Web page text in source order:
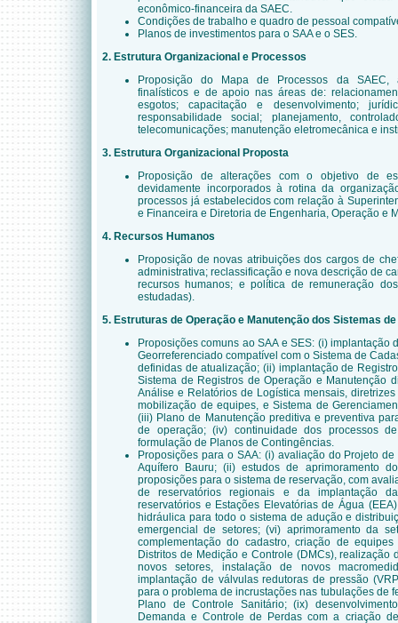
econômico-financeira da SAEC.
Condições de trabalho e quadro de pessoal
Planos de investimentos para o SAA e o SES.
2. Estrutura Organizacional e Processos
Proposição do Mapa de Processos da SAEC,
finalísticos e de apoio nas áreas de:
esgotos; capacitação e desenvolvimento;
responsabilidade social; planejamento,
telecomunicações; manutenção eletromecânica e
3. Estrutura Organizacional Proposta
Proposição de alterações com o objetivo de
devidamente incorporados à rotina da
processos já estabelecidos com relação à
e Financeira e Diretoria de Engenharia, Operação e
4. Recursos Humanos
Proposição de novas atribuições dos cargos de
administrativa; reclassificação e nova descrição de
recursos humanos; e política de remuneração
estudadas).
5. Estruturas de Operação e Manutenção dos Sistemas
Proposições comuns ao SAA e SES: (i) implantação
Georreferenciado compatível com o Sistema de
definidas de atualização; (ii) implantação de
Sistema de Registros de Operação e Manutenção
Análise e Relatórios de Logística mensais,
mobilização de equipes, e Sistema de
(iii) Plano de Manutenção preditiva e preventiva
de operação; (iv) continuidade dos processos
formulação de Planos de Contingências.
Proposições para o SAA: (i) avaliação do Projeto
Aquífero Bauru; (ii) estudos de aprimoramento
proposições para o sistema de reservação, com
de reservatórios regionais e da implantação
reservatórios e Estações Elevatórias de Água
hidráulica para todo o sistema de adução e
emergencial de setores; (vi) aprimoramento da
complementação do cadastro, criação de
Distritos de Medição e Controle (DMCs), realização
novos setores, instalação de novos
implantação de válvulas redutoras de pressão
para o problema de incrustações nas tubulações de
Plano de Controle Sanitário; (ix)
Demanda e Controle de Perdas com a criação